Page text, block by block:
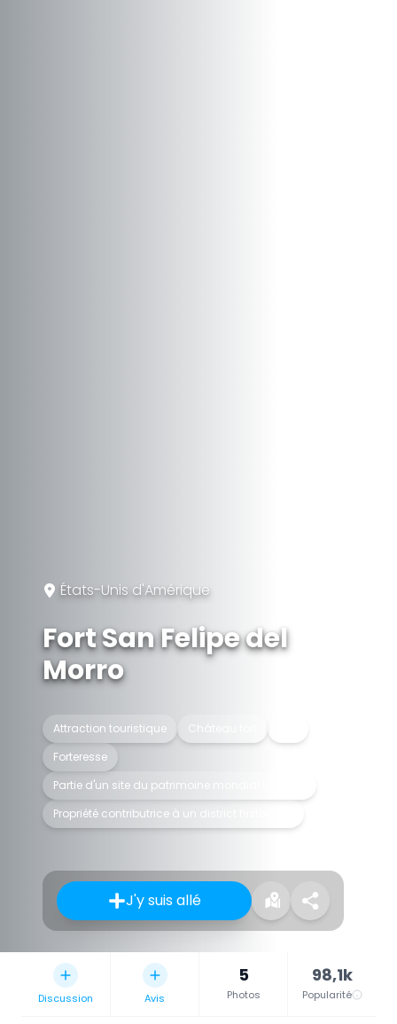
États-Unis d'Amérique
Fort San Felipe del
Morro
Attraction touristique Château fort
Forteresse
Partie d'un site du patrimoine mondial UNESCO
Propriété contributrice à un district historique
J'y suis allé
Discussion Avis
5
Photos
98,1k
Popularité